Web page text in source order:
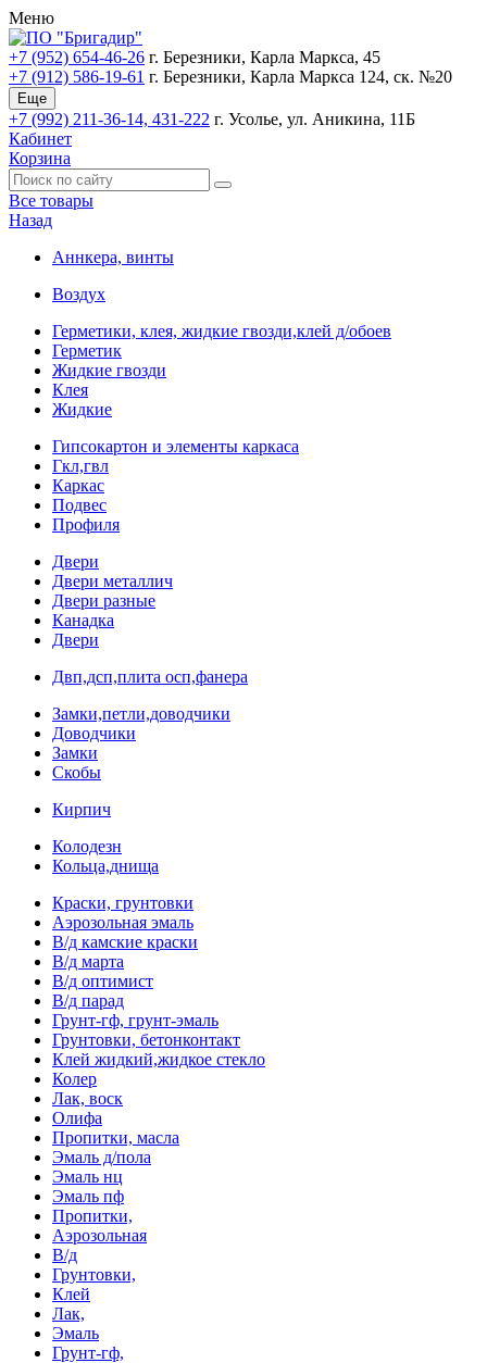
Меню
+7 (952) 654-46-26 г. Березники, Карла Маркса, 45
+7 (912) 586-19-61 г. Березники, Карла Маркса 124, ск. №20
Еще
+7 (992) 211-36-14, 431-222 г. Усолье, ул. Аникина, 11Б
Кабинет
Корзина
Все товары
Назад
Аннкера, винты
Воздух
Герметики, клея, жидкие гвозди,клей д/обоев
Герметик
Жидкие гвозди
Клея
Жидкие
Гипсокартон и элементы каркаса
Гкл,гвл
Каркас
Подвес
Профиля
Двери
Двери металлич
Двери разные
Канадка
Двери
Двп,дсп,плита осп,фанера
Замки,петли,доводчики
Доводчики
Замки
Скобы
Кирпич
Колодезн
Кольца,днища
Краски, грунтовки
Аэрозольная эмаль
В/д камские краски
В/д марта
В/д оптимист
В/д парад
Грунт-гф, грунт-эмаль
Грунтовки, бетонконтакт
Клей жидкий,жидкое стекло
Колер
Лак, воск
Олифа
Пропитки, масла
Эмаль д/пола
Эмаль нц
Эмаль пф
Пропитки,
Аэрозольная
В/д
Грунтовки,
Клей
Лак,
Эмаль
Грунт-гф,